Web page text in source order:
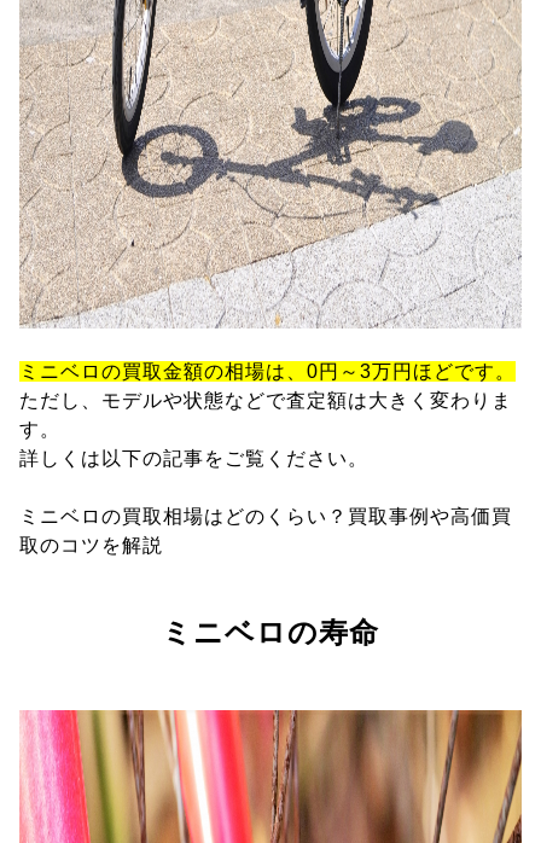
ミニベロの買取金額の相場は、0円～3万円ほどです。
ただし、モデルや状態などで査定額は大きく変わりま
す。
詳しくは以下の記事をご覧ください。
ミニベロの買取相場はどのくらい？買取事例や高価買
取のコツを解説
ミニベロの寿命